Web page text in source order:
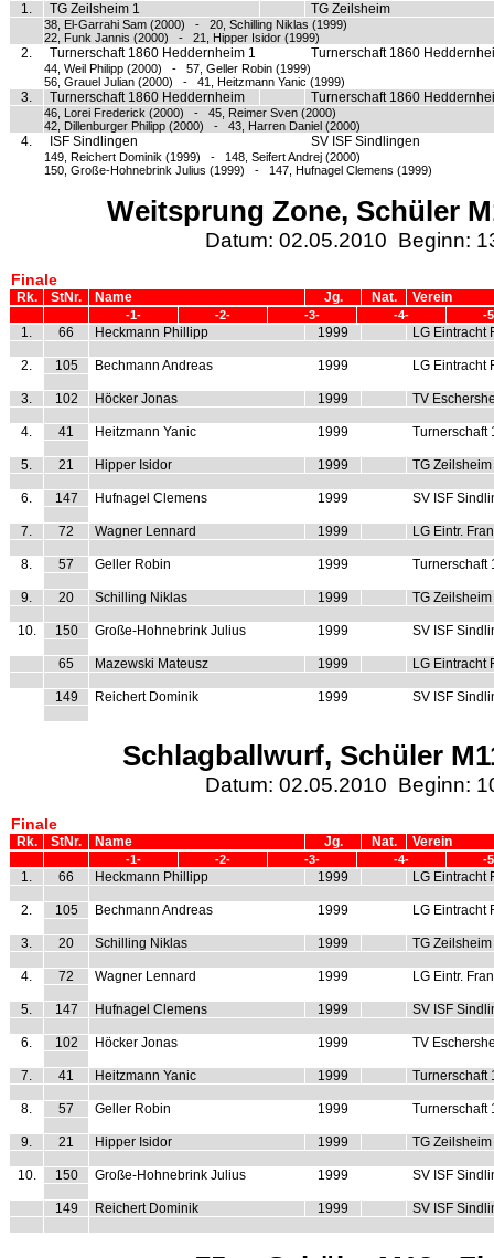
1.
TG Zeilsheim 1 TG Zeilsheim
38, El-Garrahi Sam (2000) - 20, Schilling Niklas (1999)
22, Funk Jannis (2000) - 21, Hipper Isidor (1999)
2. Turnerschaft 1860 Heddernheim 1 Turnerschaft 1860
44, Weil Philipp (2000) - 57, Geller Robin (1999)
56, Grauel Julian (2000) - 41, Heitzmann Yanic (1999)
3. Turnerschaft 1860 Heddernheim Turnerschaft 1860
46, Lorei Frederick (2000) - 45, Reimer Sven (2000)
42, Dillenburger Philipp (2000) - 43, Harren Daniel (2000)
4. ISF Sindlingen SV ISF Sindlingen
149, Reichert Dominik (1999) - 148, Seifert Andrej (2000)
150, Große-Hohnebrink Julius (1999) - 147, Hufnagel Clemens (1999)
Weitsprung Zone, Schüler
Datum: 02.05.2010 Beginn:
Finale
Rk. StNr. Name Jg. Nat. Verein
-1- -2- -3- -4- -
1. 66 Heckmann Phillipp 1999 LG Eintracht
2. 105 Bechmann Andreas 1999 LG Eintracht
3. 102 Höcker Jonas 1999 TV
4. 41 Heitzmann Yanic 1999 Turnerschaft
5. 21 Hipper Isidor 1999 TG Zeilsheim
6. 147 Hufnagel Clemens 1999 SV ISF
7. 72 Wagner Lennard 1999 LG Eintr.
8. 57 Geller Robin 1999 Turnerschaft
9. 20 Schilling Niklas 1999 TG Zeilsheim
10. 150 Große-Hohnebrink Julius 1999 SV ISF
65 Mazewski Mateusz 1999 LG Eintracht
149 Reichert Dominik 1999 SV ISF
Schlagballwurf, Schüler
Datum: 02.05.2010 Beginn:
Finale
Rk. StNr. Name Jg. Nat. Verein
-1- -2- -3- -4- -
1. 66 Heckmann Phillipp 1999 LG Eintracht
2. 105 Bechmann Andreas 1999 LG Eintracht
3. 20 Schilling Niklas 1999 TG Zeilsheim
4. 72 Wagner Lennard 1999 LG Eintr.
5. 147 Hufnagel Clemens 1999 SV ISF
6. 102 Höcker Jonas 1999 TV
7. 41 Heitzmann Yanic 1999 Turnerschaft
8. 57 Geller Robin 1999 Turnerschaft
9. 21 Hipper Isidor 1999 TG Zeilsheim
10. 150 Große-Hohnebrink Julius 1999 SV ISF
149 Reichert Dominik 1999 SV ISF